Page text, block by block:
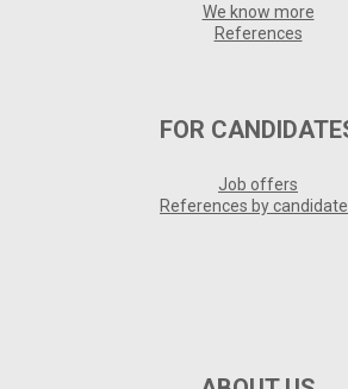
We know more
References
FOR
Job offers
References by